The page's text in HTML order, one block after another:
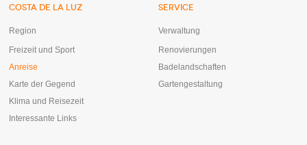
COSTA DE LA LUZ
Region
Freizeit und Sport
Anreise
Karte der Gegend
Klima und Reisezeit
Interessante Links
SERVICE
Verwaltung
Renovierungen
Badelandschaften
Gartengestaltung